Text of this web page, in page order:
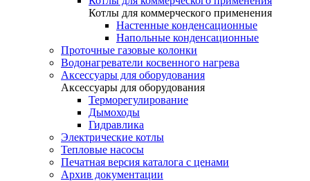
Котлы для коммерческого применения
Настенные конденсационные
Напольные конденсационные
Проточные газовые колонки
Водонагреватели косвенного нагрева
Аксессуары для оборудования
Аксессуары для оборудования
Терморегулирование
Дымоходы
Гидравлика
Электрические котлы
Тепловые насосы
Печатная версия каталога с ценами
Архив документации